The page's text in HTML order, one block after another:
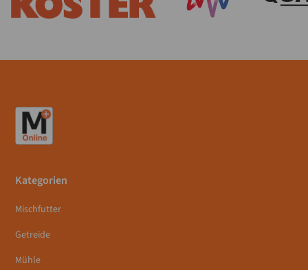
Kategorien
Mischfutter
Getreide
Mühle